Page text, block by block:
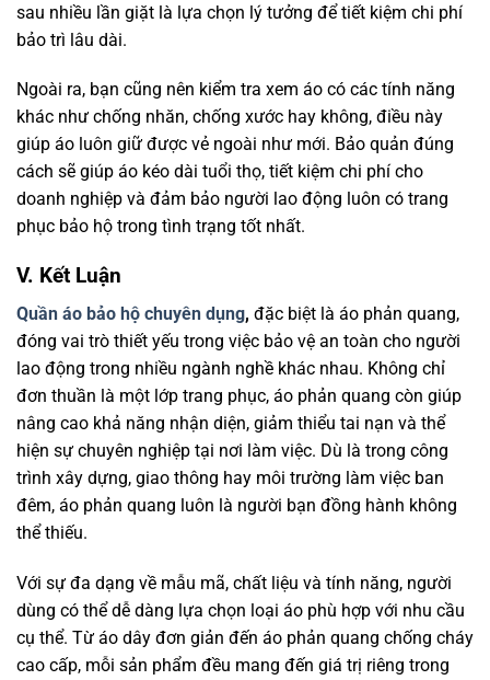
sau nhiều lần giặt là lựa chọn lý tưởng để tiết kiệm chi phí
bảo trì lâu dài.
Ngoài ra, bạn cũng nên kiểm tra xem áo có các tính năng
khác như chống nhăn, chống xước hay không, điều này
giúp áo luôn giữ được vẻ ngoài như mới. Bảo quản đúng
cách sẽ giúp áo kéo dài tuổi thọ, tiết kiệm chi phí cho
doanh nghiệp và đảm bảo người lao động luôn có trang
phục bảo hộ trong tình trạng tốt nhất.
V. Kết Luận
Quần áo bảo hộ chuyên dụng, đặc biệt là áo phản quang,
đóng vai trò thiết yếu trong việc bảo vệ an toàn cho người
lao động trong nhiều ngành nghề khác nhau. Không chỉ
đơn thuần là một lớp trang phục, áo phản quang còn giúp
nâng cao khả năng nhận diện, giảm thiểu tai nạn và thể
hiện sự chuyên nghiệp tại nơi làm việc. Dù là trong công
trình xây dựng, giao thông hay môi trường làm việc ban
đêm, áo phản quang luôn là người bạn đồng hành không
thể thiếu.
Với sự đa dạng về mẫu mã, chất liệu và tính năng, người
dùng có thể dễ dàng lựa chọn loại áo phù hợp với nhu cầu
cụ thể. Từ áo dây đơn giản đến áo phản quang chống cháy
cao cấp, mỗi sản phẩm đều mang đến giá trị riêng trong